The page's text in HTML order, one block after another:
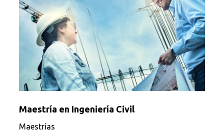
Maestría en Ingeniería Civil
Maestrías